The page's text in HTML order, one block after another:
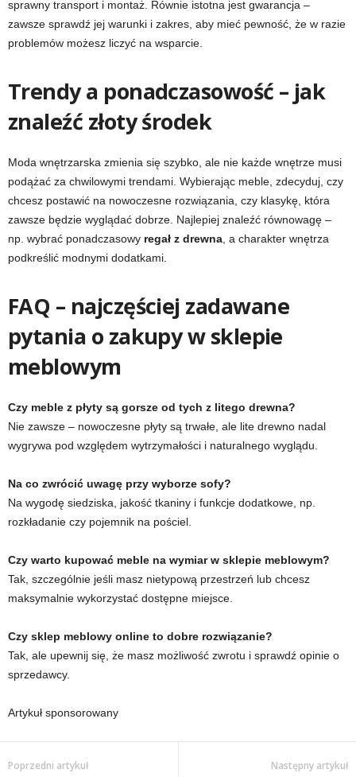
sprawny transport i montaż. Równie istotna jest gwarancja –
zawsze sprawdź jej warunki i zakres, aby mieć pewność, że w razie
problemów możesz liczyć na wsparcie.
Trendy a ponadczasowość – jak
znaleźć złoty środek
Moda wnętrzarska zmienia się szybko, ale nie każde wnętrze musi
podążać za chwilowymi trendami. Wybierając meble, zdecyduj, czy
chcesz postawić na nowoczesne rozwiązania, czy klasykę, która
zawsze będzie wyglądać dobrze. Najlepiej znaleźć równowagę –
np. wybrać ponadczasowy regał z drewna , a charakter wnętrza
podkreślić modnymi dodatkami.
FAQ – najczęściej zadawane
pytania o zakupy w sklepie
meblowym
Czy meble z płyty są gorsze od tych z litego drewna?
Nie zawsze – nowoczesne płyty są trwałe, ale lite drewno nadal
wygrywa pod względem wytrzymałości i naturalnego wyglądu.
Na co zwrócić uwagę przy wyborze sofy?
Na wygodę siedziska, jakość tkaniny i funkcje dodatkowe, np.
rozkładanie czy pojemnik na pościel.
Czy warto kupować meble na wymiar w sklepie meblowym?
Tak, szczególnie jeśli masz nietypową przestrzeń lub chcesz
maksymalnie wykorzystać dostępne miejsce.
Czy sklep meblowy online to dobre rozwiązanie?
Tak, ale upewnij się, że masz możliwość zwrotu i sprawdź opinie o
sprzedawcy.
Artykuł sponsorowany
Poprzedni artykuł Następny artykuł